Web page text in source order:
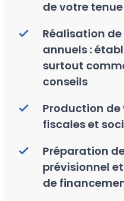
de votre
Réalisation
annuels :
surtout
conseils
Production
fiscales et
Préparation
prévisionnel
de